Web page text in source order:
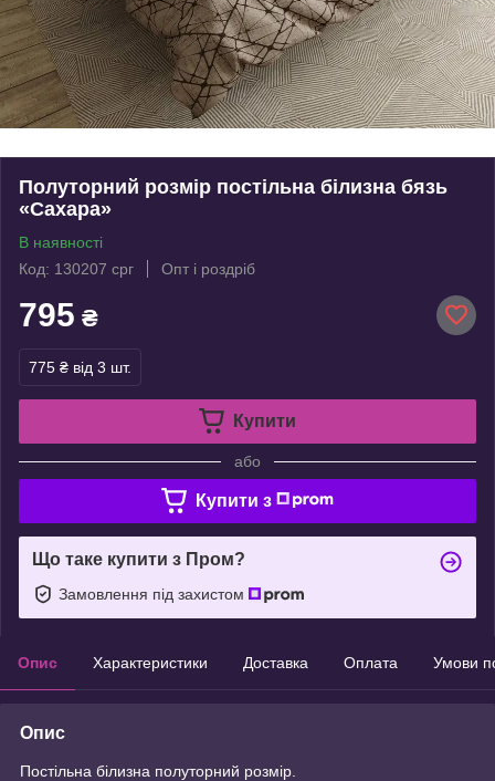
Полуторний розмір постільна білизна бязь
«Сахара»
В наявності
Код: 130207 срг
Опт і роздріб
795 ₴
775 ₴ від 3 шт.
Купити
або
Купити з
Що таке купити з Пром?
Замовлення під захистом
Опис Характеристики Доставка Оплата Умови
Опис
Постільна білизна полуторний розмір.